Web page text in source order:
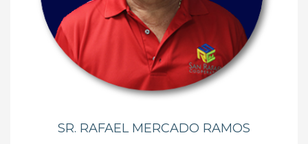
SR. RAFAEL MERCADO RAMOS